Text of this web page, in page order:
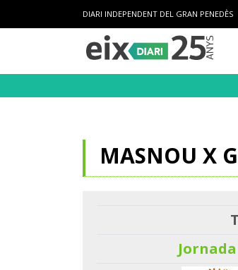
DIARI INDEPENDENT DEL GRAN PENEDÈS
MASNOU X
Jornada